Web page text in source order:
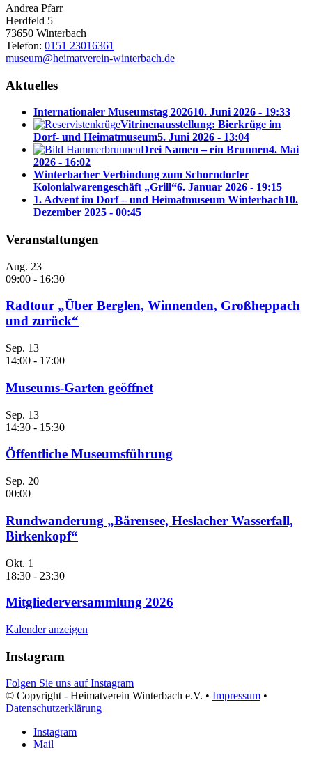
Andrea Pfarr
Herdfeld 5
73650 Winterbach
Telefon: 0151 23016361
museum@heimatverein-winterbach.de
Aktuelles
Internationaler Museumstag 202610. Juni 2026 - 19:33
Vitrinenausstellung: Bierkrüge im
Dorf- und Heimatmuseum5. Juni 2026 - 13:04
Drei Namen – ein Brunnen4. Mai
2026 - 16:02
Winterbacher Verbindung zum Schorndorfer
Kolonialwarengeschäft „Grill“6. Januar 2026 - 19:15
1. Advent im Dorf – und Heimatmuseum Winterbach10.
Dezember 2025 - 00:45
Veranstaltungen
Aug. 23
09:00 - 16:30
Radtour „Über Berglen, Winnenden, Großheppach
und zurück“
Sep. 13
14:00 - 17:00
Museums-Garten geöffnet
Sep. 13
14:30 - 15:30
Öffentliche Museumsführung
Sep. 20
00:00
Rundwanderung „Bärensee, Heslacher Wasserfall,
Birkenkopf“
Okt. 1
18:30 - 23:30
Mitgliederversammlung 2026
Kalender anzeigen
Instagram
Folgen Sie uns auf Instagram
© Copyright - Heimatverein Winterbach e.V. • Impressum •
Datenschutzerklärung
Instagram
Mail